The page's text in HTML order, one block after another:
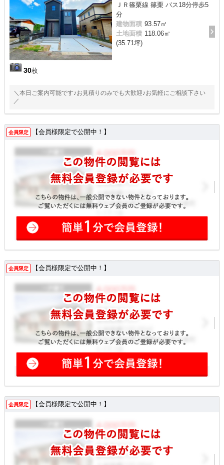
30枚
ＪＲ篠栗線 篠栗 バス18分停歩5
分
建物面積 93.57㎡
土地面積 118.06㎡
(35.71坪)
＼本日ご案内可能です♪お見積りのみでも大歓迎♪お気軽にご相談下さい
／
会員限定 【会員様限定で公開中！】
会員限定 【会員様限定で公開中！】
会員限定 【会員様限定で公開中！】